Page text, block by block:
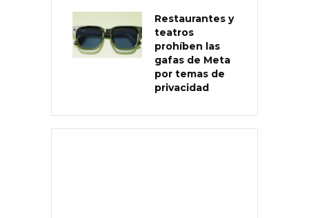
Restaurantes y
teatros
prohíben las
gafas de Meta
por temas de
privacidad